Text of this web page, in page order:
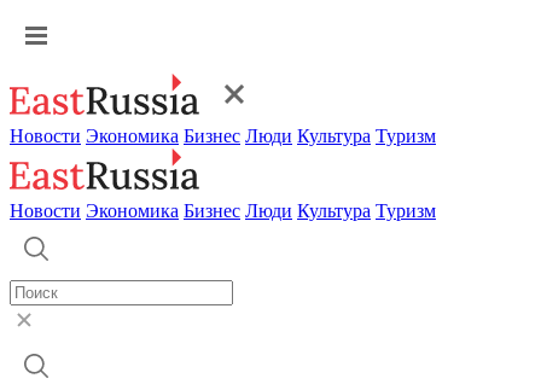
Новости Экономика Бизнес Люди Культура Туризм
Новости Экономика Бизнес Люди Культура Туризм